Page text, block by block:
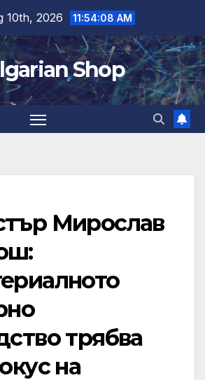
10th, 2026 11:54:09 AM
Shop
Мирослав
трябва
на